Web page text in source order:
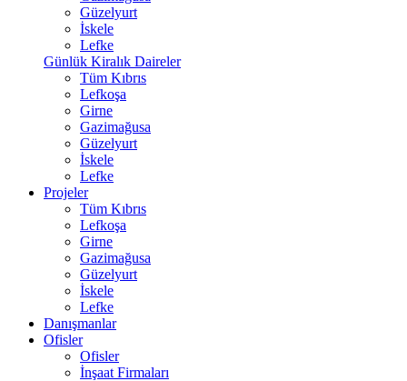
Güzelyurt
İskele
Lefke
Günlük Kiralık Daireler
Tüm Kıbrıs
Lefkoşa
Girne
Gazimağusa
Güzelyurt
İskele
Lefke
Projeler
Tüm Kıbrıs
Lefkoşa
Girne
Gazimağusa
Güzelyurt
İskele
Lefke
Danışmanlar
Ofisler
Ofisler
İnşaat Firmaları